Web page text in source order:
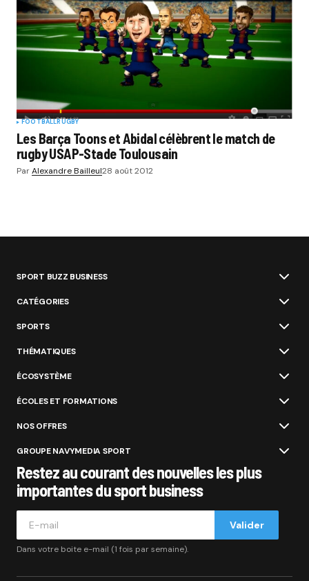
FOOTBALLRUGBY
Les Barça Toons et Abidal célèbrent le match de
rugby USAP-Stade Toulousain
ParAlexandre Bailleul28 août 2012
SPORT BUZZ BUSINESS
CATÉGORIES
SPORTS
THÉMATIQUES
ÉCOSYSTÈME
ÉCOLES ET FORMATIONS
NOS OFFRES
GROUPE NAVYMEDIA SPORT
Restez au courant des nouvelles les plus
importantes du sport business
Valider
Dans votre boite e-mail (1 fois par semaine).